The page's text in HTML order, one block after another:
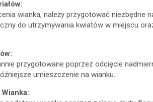
wianka, należy przygotować niezbędne
do utrzymywania kwiatów w miejscu
przygotowane poprzez odcięcie
umieszczenie na wianku.